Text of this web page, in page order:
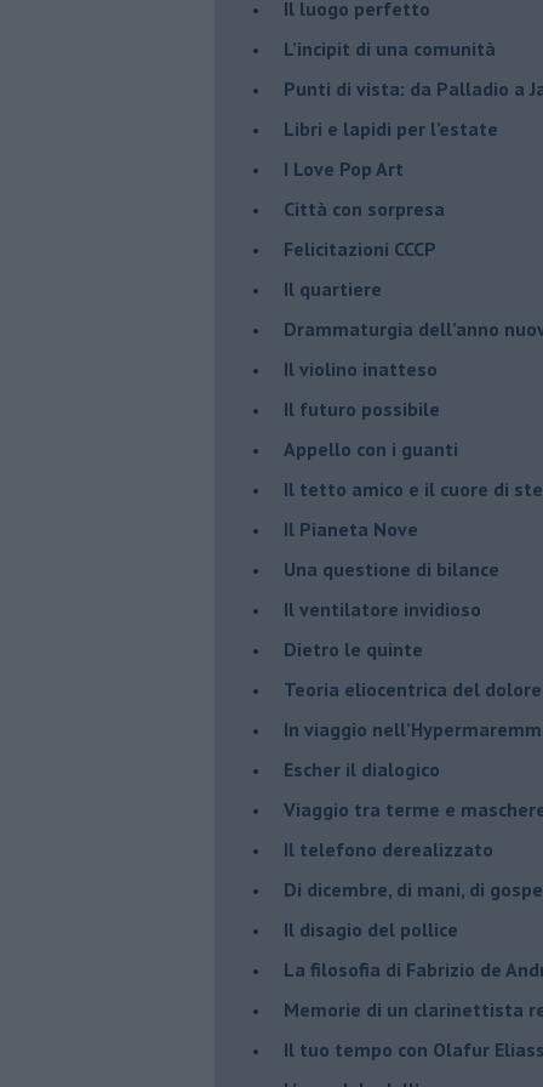
​Il luogo perfetto
​L’incipit di una comunità
Punti di vista: da Palladio a
​Libri e lapidi per l’estate
​I Love Pop Art
Città con sorpresa
Felicitazioni CCCP
​Il quartiere
​Drammaturgia dell’anno
​Il violino inatteso
​Il futuro possibile
​Appello con i guanti
​Il tetto amico e il cuore di
​Il Pianeta Nove
​Una questione di bilance
​Il ventilatore invidioso
​Dietro le quinte
​Teoria eliocentrica del dolore
In viaggio
​Escher il dialogico
​Viaggio tra terme e
Il telefono derealizzato
​Di dicembre, di mani, di
​Il disagio del pollice
​La filosofia di Fabrizio de
Memorie di un clarinettista
​Il tuo tempo con Olafur